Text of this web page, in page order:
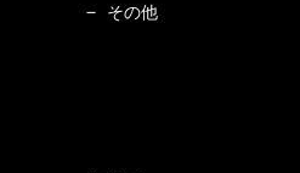
その他